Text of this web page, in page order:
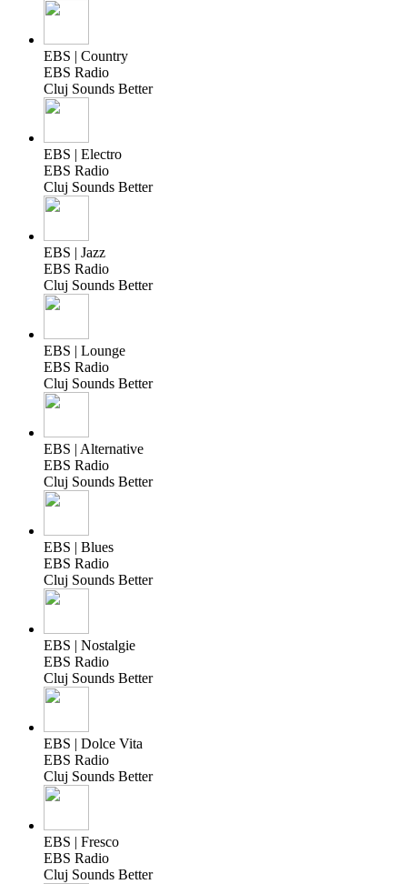
EBS | Country
EBS Radio
Cluj Sounds Better
EBS | Electro
EBS Radio
Cluj Sounds Better
EBS | Jazz
EBS Radio
Cluj Sounds Better
EBS | Lounge
EBS Radio
Cluj Sounds Better
EBS | Alternative
EBS Radio
Cluj Sounds Better
EBS | Blues
EBS Radio
Cluj Sounds Better
EBS | Nostalgie
EBS Radio
Cluj Sounds Better
EBS | Dolce Vita
EBS Radio
Cluj Sounds Better
EBS | Fresco
EBS Radio
Cluj Sounds Better